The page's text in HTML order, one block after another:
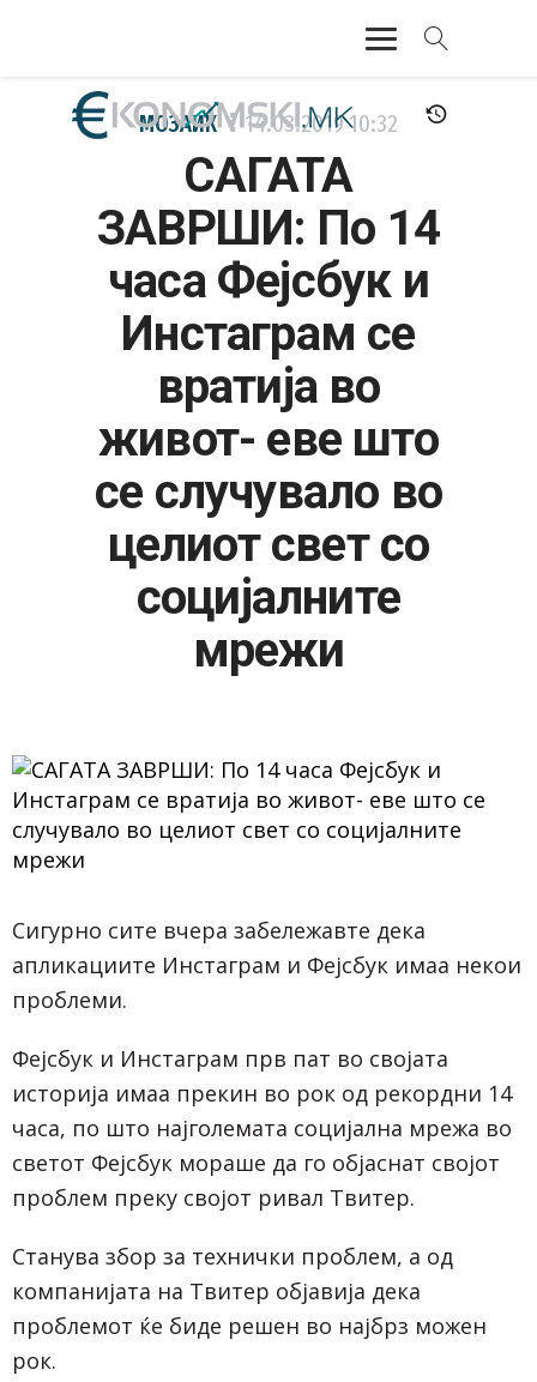
АКТУЕЛНО
ЕКОНОМИЈА
ФИНАНСИИ
БАНКАРСТВО
ЖИВОТ
МОЗАИК 14.03.201910:32
САГАТА
ЗАВРШИ: По 14
часа Фејсбук и
Инстаграм се
вратија во
живот- еве што
се случувало во
целиот свет со
социјалните
мрежи
Сигурно сите вчера забележавте дека
апликациите Инстаграм и Фејсбук имаа некои
проблеми.
Фејсбук и Инстаграм прв пат во својата
историја имаа прекин во рок од рекордни 14
часа, по што најголемата социјална мрежа во
светот Фејсбук мораше да го објаснат својот
проблем преку својот ривал Твитер.
Станува збор за технички проблем, а од
компанијата на Твитер објавија дека
проблемот ќе биде решен во најбрз можен
рок.